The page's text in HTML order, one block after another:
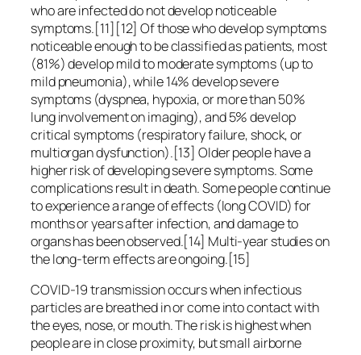
who are infected do not develop noticeable
symptoms.[11][12] Of those who develop symptoms
noticeable enough to be classified as patients, most
(81%) develop mild to moderate symptoms (up to
mild pneumonia), while 14% develop severe
symptoms (dyspnea, hypoxia, or more than 50%
lung involvement on imaging), and 5% develop
critical symptoms (respiratory failure, shock, or
multiorgan dysfunction).[13] Older people have a
higher risk of developing severe symptoms. Some
complications result in death. Some people continue
to experience a range of effects (long COVID) for
months or years after infection, and damage to
organs has been observed.[14] Multi-year studies on
the long-term effects are ongoing.[15]
COVID‑19 transmission occurs when infectious
particles are breathed in or come into contact with
the eyes, nose, or mouth. The risk is highest when
people are in close proximity, but small airborne